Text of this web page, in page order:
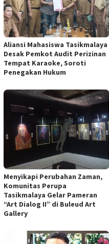
Aliansi Mahasiswa Tasikmalaya
Desak Pemkot Audit Perizinan
Tempat Karaoke, Soroti
Penegakan Hukum
Menyikapi Perubahan Zaman,
Komunitas Perupa
Tasikmalaya Gelar Pameran
“Art Dialog II” di Buleud Art
Gallery